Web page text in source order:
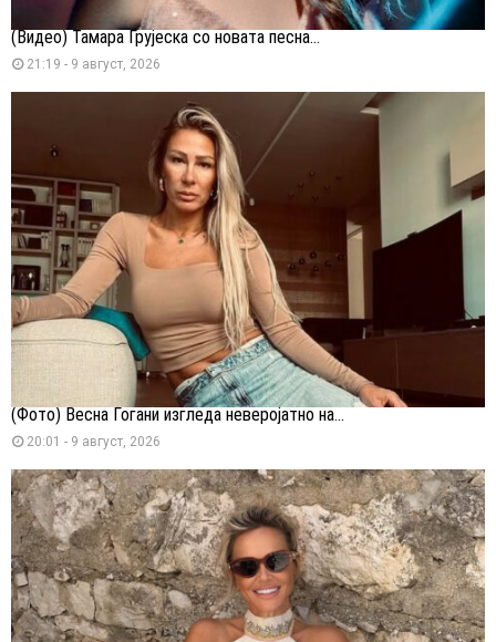
(Видео) Тамара Грујеска со новата песна...
21:19 - 9 август, 2026
(Фото) Весна Ѓогани изгледа неверојатно на...
20:01 - 9 август, 2026